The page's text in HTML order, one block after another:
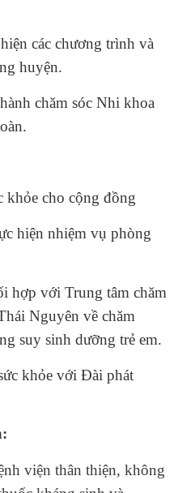
các chương trình và
huyện.
chăm sóc Nhi khoa
khỏe cho cộng đồng
hiện nhiệm vụ phòng
hợp với Trung tâm chăm
Nguyên về chăm
suy sinh dưỡng trẻ em.
khỏe với Đài phát
viện thân thiện, không